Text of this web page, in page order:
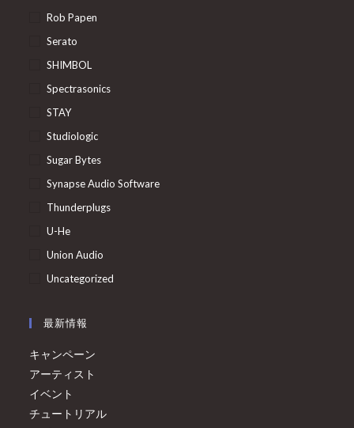
Rob Papen
Serato
SHIMBOL
Spectrasonics
STAY
Studiologic
Sugar Bytes
Synapse Audio Software
Thunderplugs
U-He
Union Audio
Uncategorized
最新情報
キャンペーン
アーティスト
イベント
チュートリアル